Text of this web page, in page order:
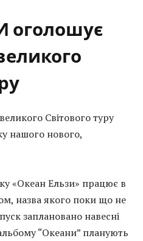
оголошує
Світового туру
нашого нового,
«Океан Ельзи» працює в
назва якого поки що не
заплановано навесні
“Океани” планують